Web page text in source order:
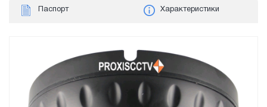
Паспорт Характеристики